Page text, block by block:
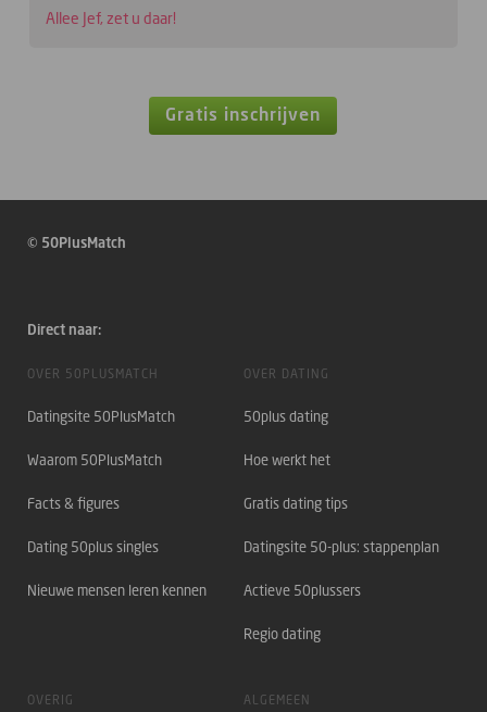
Allee Jef, zet u daar!
Gratis inschrijven
© 50PlusMatch
Direct naar:
OVER 50PLUSMATCH
Datingsite 50PlusMatch
Waarom 50PlusMatch
Facts & figures
Dating 50plus singles
Nieuwe mensen leren kennen
OVER DATING
50plus dating
Hoe werkt het
Gratis dating tips
Datingsite 50-plus: stappenplan
Actieve 50plussers
Regio dating
OVERIG ALGEMEEN